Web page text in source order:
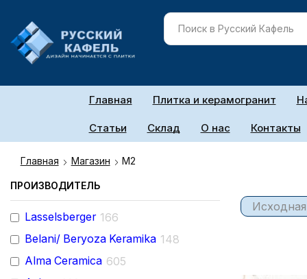
Главная Плитка и керамогранит
Статьи Склад О нас Контакты
Главная Магазин М2
ПРОИЗВОДИТЕЛЬ
Lasselsberger 166
Belani/ Beryoza Keramika 148
Alma Ceramica 605